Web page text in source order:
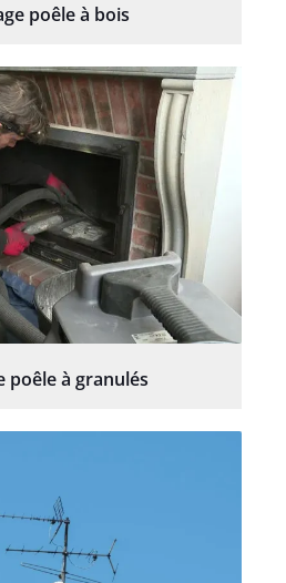
poêle à bois
poêle à granulés